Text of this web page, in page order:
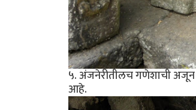
५. अंजनेरीतीलच गणेशाची अजून
आहे.